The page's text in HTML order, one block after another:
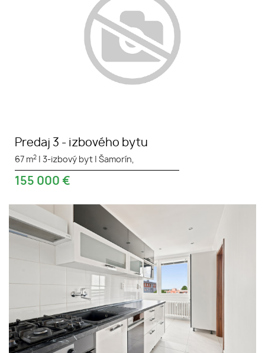
Predaj 3 - izbového bytu
67 m2 3-izbový byt Šamorín,
155 000 €
Na predaj 3 izbový byt po
kompletnej rekonštrukcii.